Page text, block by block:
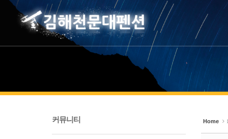
커뮤니티 Home
Sketchbook5, 스케치북5
Sketchbook5, 스케치북5